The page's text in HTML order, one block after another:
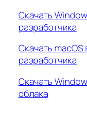
Скачать
разработчика
Скачать
разработчика
Скачать
облака